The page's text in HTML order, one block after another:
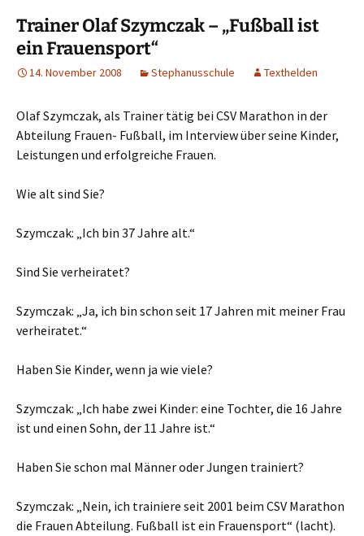
Trainer Olaf Szymczak – „Fußball ist
ein Frauensport“
14. November 2008 Stephanusschule Texthelden
Olaf Szymczak, als Trainer tätig bei CSV Marathon in der
Abteilung Frauen- Fußball, im Interview über seine Kinder,
Leistungen und erfolgreiche Frauen.
Wie alt sind Sie?
Szymczak: „Ich bin 37 Jahre alt.“
Sind Sie verheiratet?
Szymczak: „Ja, ich bin schon seit 17 Jahren mit meiner Frau
verheiratet.“
Haben Sie Kinder, wenn ja wie viele?
Szymczak: „Ich habe zwei Kinder: eine Tochter, die 16 Jahre
ist und einen Sohn, der 11 Jahre ist.“
Haben Sie schon mal Männer oder Jungen trainiert?
Szymczak: „Nein, ich trainiere seit 2001 beim CSV Marathon
die Frauen Abteilung. Fußball ist ein Frauensport“ (lacht).